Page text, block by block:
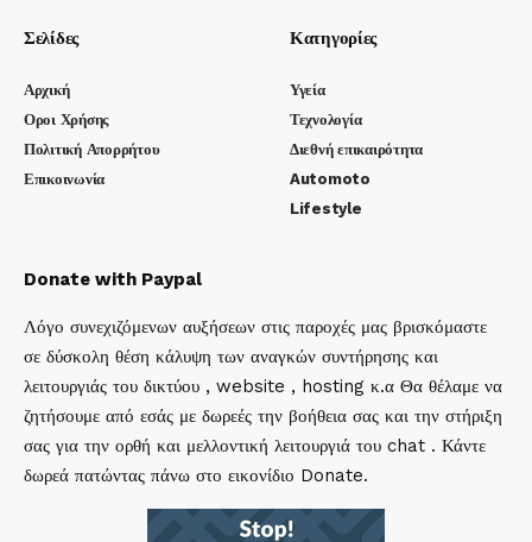
Σελίδες
Αρχική
Οροι Χρήσης
Πολιτική Απορρήτου
Επικοινωνία
Κατηγορίες
Υγεία
Τεχνολογία
Διεθνή επικαιρότητα
Automoto
Lifestyle
Donate with Paypal
Λόγο συνεχιζόμενων αυξήσεων στις παροχές μας βρισκόμαστε
σε δύσκολη θέση κάλυψη των αναγκών συντήρησης και
λειτουργιάς του δικτύου , website , hosting κ.α Θα θέλαμε να
ζητήσουμε από εσάς με δωρεές την βοήθεια σας και την στήριξη
σας για την ορθή και μελλοντική λειτουργιά του chat . Κάντε
δωρεά πατώντας πάνω στο εικονίδιο Donate.